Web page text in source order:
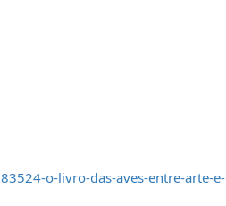
o-livro-das-aves-entre-arte-e-